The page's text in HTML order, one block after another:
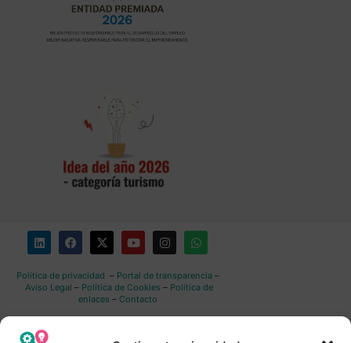
Política de privacidad – Portal de transparencia–
Aviso Legal – Política de Cookies – Política de
enlaces – Contacto